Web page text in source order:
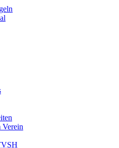
Verein